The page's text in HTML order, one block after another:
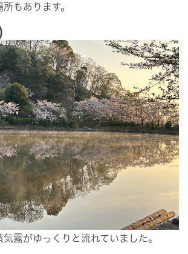
もあります。
霧がゆっくりと流れていました。